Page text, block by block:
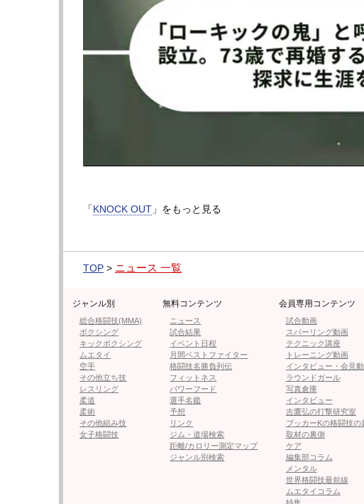
す」と宣言。ぱんちゃんは「一般人と付き合いたい。
般人と）付き合ったことがない」と明かし、格闘家以
を求めていた。
さらにぱんちゃんは「私はもう32になりましたので
じような破天荒だと破滅しちゃうので、一歩二歩、上
らなあと公募します」と説明し、「引退を宣言しまし
また、すでに試合が決まっていると言い、ムエタイ
間くらいで第一次募集をかけ、書類選考で選ばれた人
影できる人（モザイク可）、4：犬好きな人、5：東京
る人（ポイント高い）といい、NGは、無職、虚言症
など。メリットは、毎日刺激のある生活になる、可愛
配信動画を見たユーザーからは「まさかの公募！」
んちゃんが『普通の人』と結婚するのは中々難しいと
うですね」など様々なコメントが寄せられていた。
はたしてぱんちゃんの前に、どんな彼氏が現れるの
【フォト】彼募集のぱんちゃんがウエデ
「KNOCK OUT 」をもっと見る
TOP > ニュース 一覧
ジャンル別
総合格闘技(MMA)
ボクシング
キックボクシング
ムエタイ
空手
その他立ち技
レスリング
柔道
柔術
その他組み技
女子格闘技
無料コンテンツ
ニュース
試合結果
イベント日程
月間ベストファイター
格闘技名勝負列伝
フィットネス
パワーフード
選手名鑑
予想
リンク
ジム・道場検索
距離/カロリー測定マップ
ジャンル別検索
会員専用コンテンツ
試合動画
スパーリング動画
テクニック講座
トレーニング動画
インタビュー・会見
ラウンドガール
写真倉庫
インタビュー
吉鷹弘の打撃研究室
ブッカーKの格闘技の
取材の裏側
ケア
編集部コラム
メンタル
世界格闘技最前線
ムエタイコラム